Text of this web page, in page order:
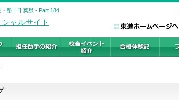
塾｜千葉県 - Part 184